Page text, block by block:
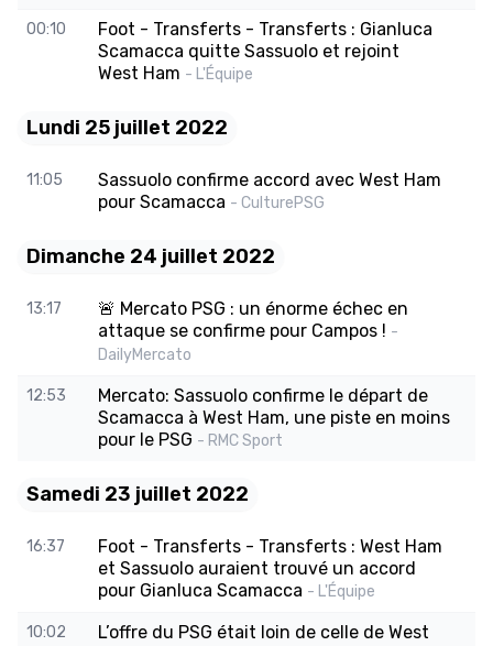
00:10
Foot - Transferts - Transferts : Gianluca
Scamacca quitte Sassuolo et rejoint
West Ham - L'Équipe
Lundi 25 juillet 2022
11:05
Sassuolo confirme accord avec West Ham
pour Scamacca - CulturePSG
Dimanche 24 juillet 2022
13:17
🚨 Mercato PSG : un énorme échec en
attaque se confirme pour Campos ! -
DailyMercato
12:53
Mercato: Sassuolo confirme le départ de
Scamacca à West Ham, une piste en moins
pour le PSG - RMC Sport
Samedi 23 juillet 2022
16:37
Foot - Transferts - Transferts : West Ham
et Sassuolo auraient trouvé un accord
pour Gianluca Scamacca - L'Équipe
10:02
L’offre du PSG était loin de celle de West